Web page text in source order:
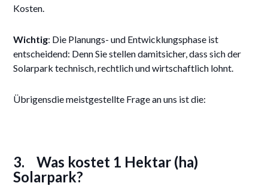
Kosten.
Wichtig: Die Planungs- und Entwicklungsphase ist
entscheidend: Denn Sie stellen damitsicher, dass sich der
Solarpark technisch, rechtlich und wirtschaftlich lohnt.
Übrigensdie meistgestellte Frage an uns ist die:
3.Was kostet 1 Hektar (ha)
Solarpark?